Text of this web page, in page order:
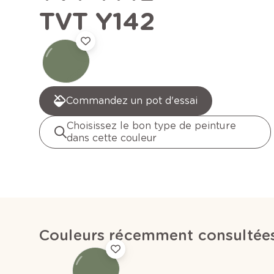
TVT Y142
Commandez un pot d'essai
Choisissez le bon type de peinture
dans cette couleur
Couleurs récemment